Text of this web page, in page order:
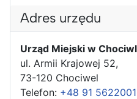
Adres urzędu
Urząd Miejski w
ul. Armii Krajowej 52,
73-120 Chociwel
Telefon: +48 91 5622001